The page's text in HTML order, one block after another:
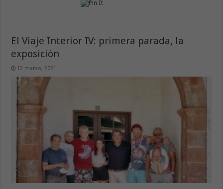
El Viaje Interior IV: primera parada, la
exposición
12 marzo, 2021